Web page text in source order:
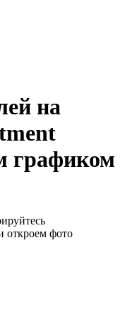
на
графиком
откроем фото